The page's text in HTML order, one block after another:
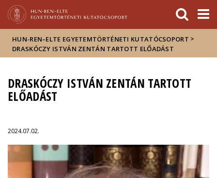
sajtóban
HUN-REN–ELTE EGYETEMTÖRTÉNETI KUTATÓCSOPORT >
DRASKÓCZY ISTVÁN ZENTÁN TARTOTT ELŐADÁST
DRASKÓCZY ISTVÁN ZENTÁN TARTOTT
ELŐADÁST
2024.07.02.